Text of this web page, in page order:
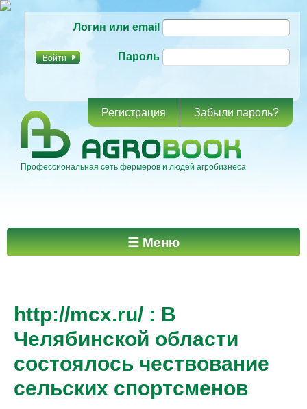
основному
Логин или email
Пароль
Регистрация Забыли пароль?
Профессиональная сеть фермеров и людей агробизнеса
Главное меню ☰ Меню
http://mcx.ru/ : В
Челябинской области
состоялось чествование
сельских спортсменов